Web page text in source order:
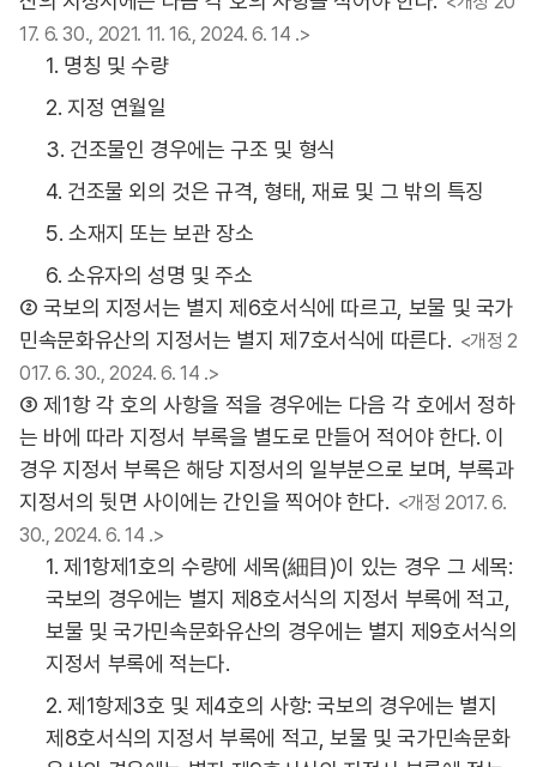
17. 6. 30., 2021. 11. 16., 2024. 6. 14 .>
1. 명칭 및 수량
2. 지정 연월일
3. 건조물인 경우에는 구조 및 형식
4. 건조물 외의 것은 규격, 형태, 재료 및 그 밖의 특징
5. 소재지 또는 보관 장소
6. 소유자의 성명 및 주소
② 국보의 지정서는 별지 제6호서식에 따르고, 보물 및 국가
민속문화유산의 지정서는 별지 제7호서식에 따른다. <개정 2
017. 6. 30., 2024. 6. 14 .>
③ 제1항 각 호의 사항을 적을 경우에는 다음 각 호에서 정하
는 바에 따라 지정서 부록을 별도로 만들어 적어야 한다. 이
경우 지정서 부록은 해당 지정서의 일부분으로 보며, 부록과
지정서의 뒷면 사이에는 간인을 찍어야 한다. <개정 2017. 6.
30., 2024. 6. 14 .>
1. 제1항제1호의 수량에 세목(細目)이 있는 경우 그 세목:
국보의 경우에는 별지 제8호서식의 지정서 부록에 적고,
보물 및 국가민속문화유산의 경우에는 별지 제9호서식의
지정서 부록에 적는다.
2. 제1항제3호 및 제4호의 사항: 국보의 경우에는 별지
제8호서식의 지정서 부록에 적고, 보물 및 국가민속문화